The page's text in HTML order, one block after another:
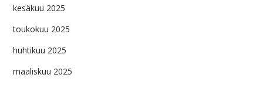
kesäkuu 2025
toukokuu 2025
huhtikuu 2025
maaliskuu 2025